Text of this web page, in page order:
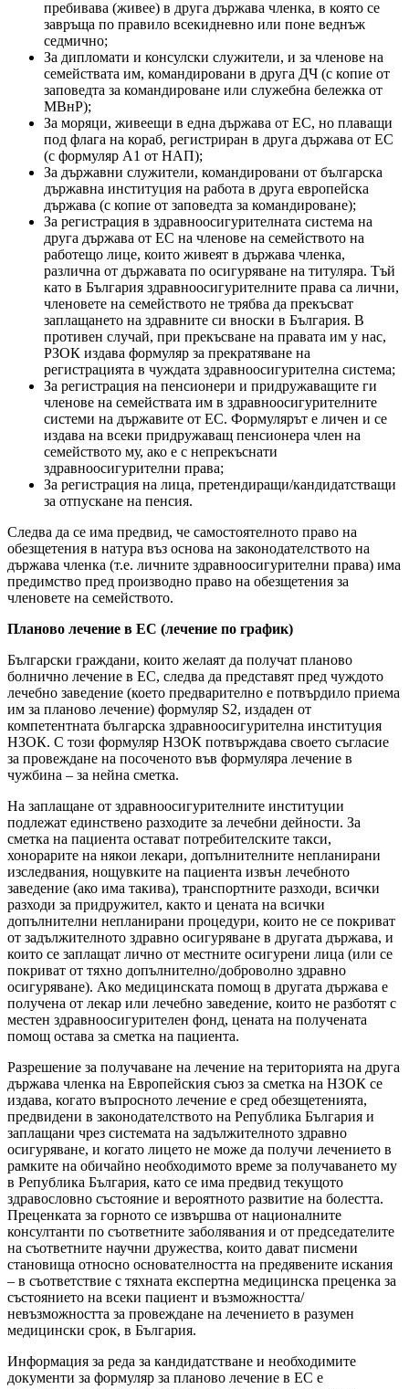
пребивава (живее) в друга държава членка, в която се
завръща по правило всекидневно или поне веднъж
седмично;
За дипломати и консулски служители, и за членове на
семействата им, командировани в друга ДЧ (с копие от
заповедта за командироване или служебна бележка от
МВнР);
За моряци, живеещи в една държава от ЕС, но плаващи
под флага на кораб, регистриран в друга държава от ЕС
(с формуляр А1 от НАП);
За държавни служители, командировани от българска
държавна институция на работа в друга европейска
държава (с копие от заповедта за командироване);
За регистрация в здравноосигурителната система на
друга държава от ЕС на членове на семейството на
работещо лице, които живеят в държава членка,
различна от държавата по осигуряване на титуляра. Тъй
като в България здравноосигурителните права са лични,
членовете на семейството не трябва да прекъсват
заплащането на здравните си вноски в България. В
противен случай, при прекъсване на правата им у нас,
РЗОК издава формуляр за прекратяване на
регистрацията в чуждата здравноосигурителна система;
За регистрация на пенсионери и придружаващите ги
членове на семействата им в здравноосигурителните
системи на държавите от ЕС. Формулярът е личен и се
издава на всеки придружаващ пенсионера член на
семейството му, ако е с непрекъснати
здравноосигурителни права;
За регистрация на лица, претендиращи/кандидатстващи
за отпускане на пенсия.
Следва да се има предвид, че самостоятелното право на
обезщетения в натура въз основа на законодателството на
държава членка (т.е. личните здравноосигурителни права) има
предимство пред производно право на обезщетения за
членовете на семейството.
Планово лечение в ЕС (лечение по график)
Български граждани, които желаят да получат планово
болнично лечение в ЕС, следва да представят пред чуждото
лечебно заведение (което предварително е потвърдило приема
им за планово лечение) формуляр S2, издаден от
компетентната българска здравноосигурителна институция
НЗОК. С този формуляр НЗОК потвърждава своето съгласие
за провеждане на посоченото във формуляра лечение в
чужбина – за нейна сметка.
На заплащане от здравноосигурителните институции
подлежат единствено разходите за лечебни дейности. За
сметка на пациента остават потребителските такси,
хонорарите на някои лекари, допълнителните непланирани
изследвания, нощувките на пациента извън лечебното
заведение (ако има такива), транспортните разходи, всички
разходи за придружител, както и цената на всички
допълнителни непланирани процедури, които не се покриват
от задължителното здравно осигуряване в другата държава, и
които се заплащат лично от местните осигурени лица (или се
покриват от тяхно допълнително/доброволно здравно
осигуряване). Ако медицинската помощ в другата държава е
получена от лекар или лечебно заведение, които не разботят с
местен здравноосигурителен фонд, цената на получената
помощ остава за сметка на пациента.
Разрешение за получаване на лечение на територията на друга
държава членка на Европейския съюз за сметка на НЗОК се
издава, когато въпросното лечение е сред обезщетенията,
предвидени в законодателството на Република България и
заплащани чрез системата на задължителното здравно
осигуряване, и когато лицето не може да получи лечението в
рамките на обичайно необходимото време за получаването му
в Република България, като се има предвид текущото
здравословно състояние и вероятното развитие на болестта.
Преценката за горното се извършва от националните
консултанти по съответните заболявания и от председателите
на съответните научни дружества, които дават писмени
становища относно основателността на предявените искания
– в съответствие с тяхната експертна медицинска преценка за
състоянието на всеки пациент и възможността/
невъзможността за провеждане на лечението в разумен
медицински срок, в България.
Информация за реда за кандидатстване и необходимите
документи за формуляр за планово лечение в ЕС е